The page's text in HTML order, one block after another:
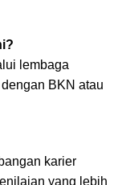
lembaga
BKN atau
karier
yang lebih